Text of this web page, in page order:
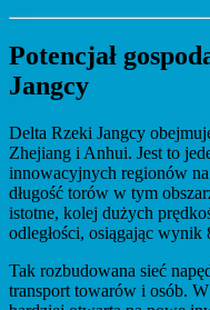
Potencjał
Jangcy
Delta Rzeki Jangcy
Zhejiang i Anhui. Jest to
innowacyjnych regionów
długość torów w tym
istotne, kolej dużych
odległości, osiągając
Tak rozbudowana sieć
transport towarów i osób.